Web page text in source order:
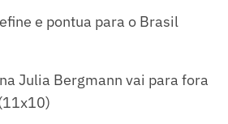
e pontua para o Brasil
Julia Bergmann vai para fora